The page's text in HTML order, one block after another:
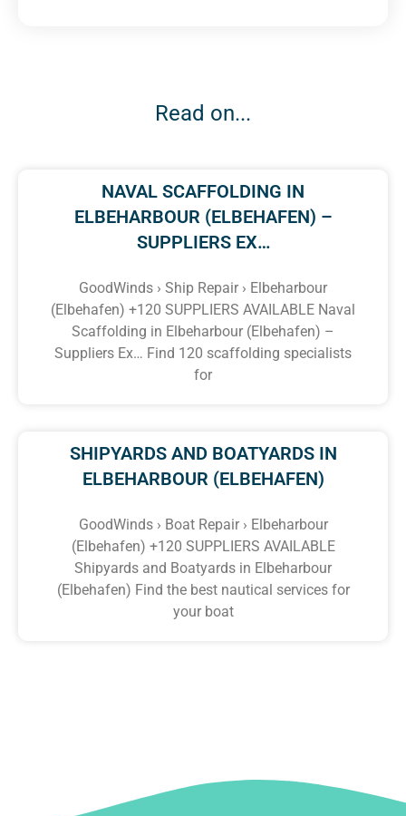
Read on...
NAVAL SCAFFOLDING IN
ELBEHARBOUR (ELBEHAFEN) –
SUPPLIERS EX…
GoodWinds › Ship Repair › Elbeharbour
(Elbehafen) +120 SUPPLIERS AVAILABLE Naval
Scaffolding in Elbeharbour (Elbehafen) –
Suppliers Ex… Find 120 scaffolding specialists
for
SHIPYARDS AND BOATYARDS IN
ELBEHARBOUR (ELBEHAFEN)
GoodWinds › Boat Repair › Elbeharbour
(Elbehafen) +120 SUPPLIERS AVAILABLE
Shipyards and Boatyards in Elbeharbour
(Elbehafen) Find the best nautical services for
your boat